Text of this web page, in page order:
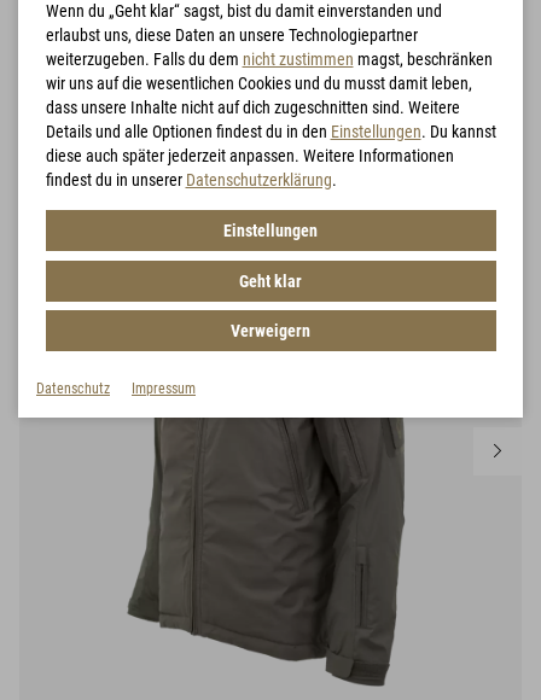
Wenn du „Geht klar“ sagst, bist du damit einverstanden und
erlaubst uns, diese Daten an unsere Technologiepartner
weiterzugeben. Falls du dem nicht zustimmen magst, beschränken
wir uns auf die wesentlichen Cookies und du musst damit leben,
dass unsere Inhalte nicht auf dich zugeschnitten sind. Weitere
Details und alle Optionen findest du in den Einstellungen. Du kannst
diese auch später jederzeit anpassen. Weitere Informationen
findest du in unserer Datenschutzerklärung.
Einstellungen
Geht klar
Verweigern
Datenschutz Impressum